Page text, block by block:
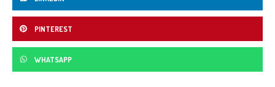
PINTEREST
WHATSAPP